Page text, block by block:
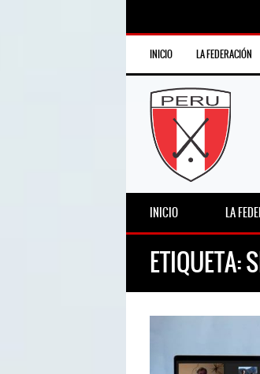
INICIO LA FEDERACIÓN
INICIO LA
ETIQUETA: